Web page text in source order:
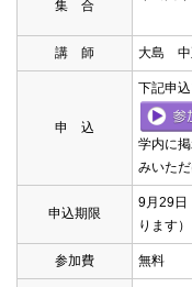
集 合
講 師 大島 中
申 込
下記申
学内に
みいただ
申込期限
9月29日
ります）
参加費 無料